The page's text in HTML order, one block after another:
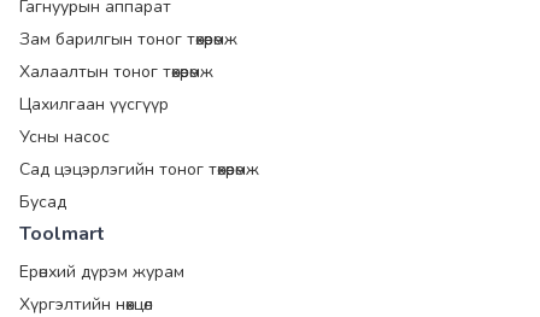
Гагнуурын аппарат
Зам барилгын тоног төхөөрөмж
Халаалтын тоног төхөөрөмж
Цахилгаан үүсгүүр
Усны насос
Сад цэцэрлэгийн тоног төхөөрөмж
Бусад
Toolmart
Ерөнхий дүрэм журам
Хүргэлтийн нөхцөл